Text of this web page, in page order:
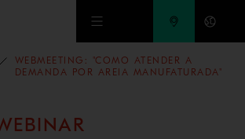
Ir para o conteúdo principal
WEBINARS
WEBMEETING: "COMO ATENDER A
DEMANDA POR AREIA MANUFATURADA"